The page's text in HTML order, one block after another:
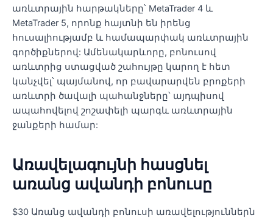
առևտրային հարթակները՝ MetaTrader 4 և
MetaTrader 5, որոնք հայտնի են իրենց
հուսալիությամբ և համապարփակ առևտրային
գործիքներով: Ամենակարևորը, բոնուսով
առևտրից ստացված շահույթը կարող է հետ
կանչվել՝ պայմանով, որ բավարարվեն բրոքերի
առևտրի ծավալի պահանջները՝ այդպիսով
ապահովելով շոշափելի պարգև առևտրային
ջանքերի համար:
Առավելագույնի հասցնել
առանց ավանդի բոնուսը
$30 Առանց ավանդի բոնուսի առավելություններն